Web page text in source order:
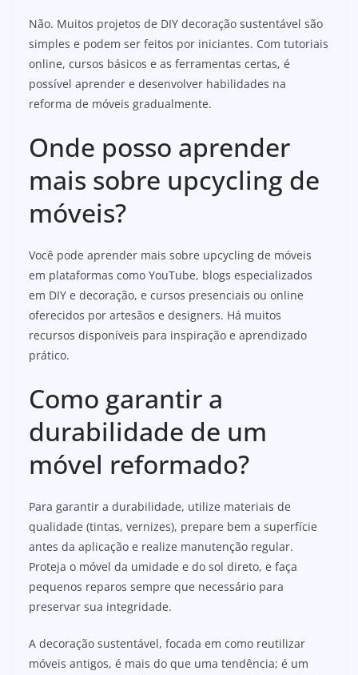
Não. Muitos projetos de DIY decoração sustentável são
simples e podem ser feitos por iniciantes. Com tutoriais
online, cursos básicos e as ferramentas certas, é
possível aprender e desenvolver habilidades na
reforma de móveis gradualmente.
Onde posso aprender
mais sobre upcycling de
móveis?
Você pode aprender mais sobre upcycling de móveis
em plataformas como YouTube, blogs especializados
em DIY e decoração, e cursos presenciais ou online
oferecidos por artesãos e designers. Há muitos
recursos disponíveis para inspiração e aprendizado
prático.
Como garantir a
durabilidade de um
móvel reformado?
Para garantir a durabilidade, utilize materiais de
qualidade (tintas, vernizes), prepare bem a superfície
antes da aplicação e realize manutenção regular.
Proteja o móvel da umidade e do sol direto, e faça
pequenos reparos sempre que necessário para
preservar sua integridade.
A decoração sustentável, focada em como reutilizar
móveis antigos, é mais do que uma tendência; é um